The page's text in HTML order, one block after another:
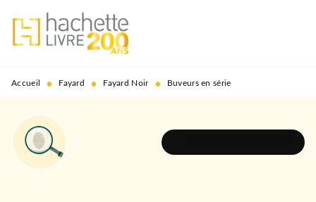
MENU RECHERCHE
PIED DE PAGE
Accueil • Fayard • Fayard Noir • Buveurs en série